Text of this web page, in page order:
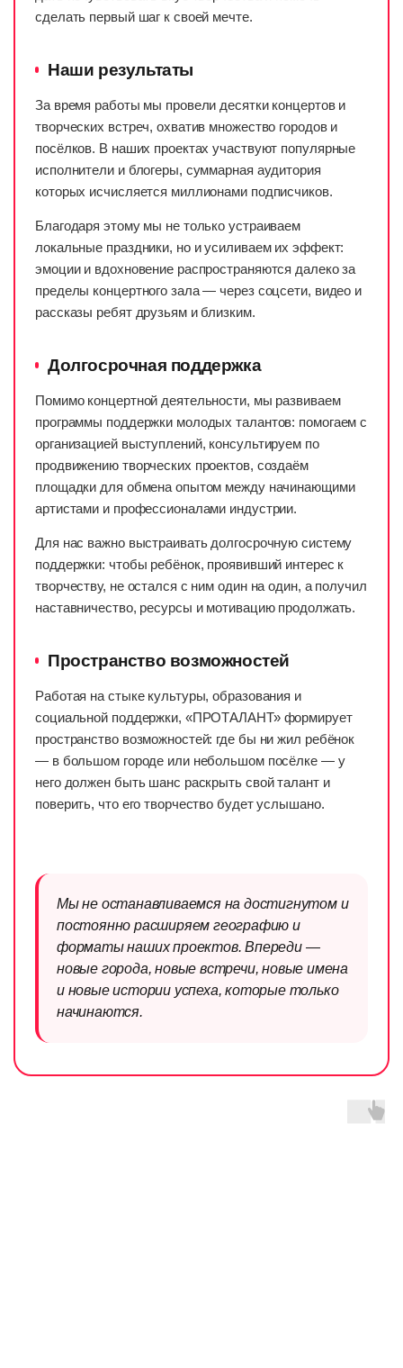
сделать первый шаг к своей мечте.
Наши результаты
За время работы мы провели десятки концертов и
творческих встреч, охватив множество городов и
посёлков. В наших проектах участвуют популярные
исполнители и блогеры, суммарная аудитория
которых исчисляется миллионами подписчиков.
Благодаря этому мы не только устраиваем
локальные праздники, но и усиливаем их эффект:
эмоции и вдохновение распространяются далеко за
пределы концертного зала — через соцсети, видео и
рассказы ребят друзьям и близким.
Долгосрочная поддержка
Помимо концертной деятельности, мы развиваем
программы поддержки молодых талантов: помогаем с
организацией выступлений, консультируем по
продвижению творческих проектов, создаём
площадки для обмена опытом между начинающими
артистами и профессионалами индустрии.
Для нас важно выстраивать долгосрочную систему
поддержки: чтобы ребёнок, проявивший интерес к
творчеству, не остался с ним один на один, а получил
наставничество, ресурсы и мотивацию продолжать.
Пространство возможностей
Работая на стыке культуры, образования и
социальной поддержки, «ПРОТАЛАНТ» формирует
пространство возможностей: где бы ни жил ребёнок
— в большом городе или небольшом посёлке — у
него должен быть шанс раскрыть свой талант и
поверить, что его творчество будет услышано.
Мы не останавливаемся на достигнутом и
постоянно расширяем географию и
форматы наших проектов. Впереди —
новые города, новые встречи, новые имена
и новые истории успеха, которые только
начинаются.